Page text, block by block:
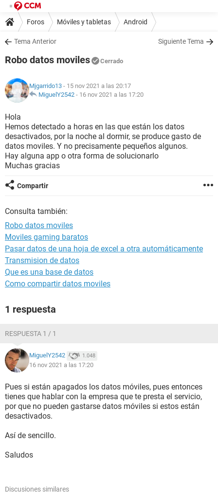
Foros Móviles y tabletas Android
Tema Anterior Siguiente Tema
Robo datos moviles Cerrado
Mjgarrido13 - 15 nov 2021 a las 20:17
MiguelY2542 - 16 nov 2021 a las 17:20
Hola
Hemos detectado a horas en las que están los datos
desactivados, por la noche al dormir, se produce gasto de
datos moviles. Y no precisamente pequeños algunos.
Hay alguna app o otra forma de solucionarlo
Muchas gracias
Compartir
Consulta también:
Robo datos moviles
Moviles gaming baratos
Pasar datos de una hoja de excel a otra automáticamente
Transmision de datos
Que es una base de datos
Como compartir datos moviles
1 respuesta
RESPUESTA 1 / 1
MiguelY2542 1.048
16 nov 2021 a las 17:20
Pues si están apagados los datos móviles, pues entonces
tienes que hablar con la empresa que te presta el servicio,
por que no pueden gastarse datos móviles si estos están
desactivados.
Así de sencillo.
Saludos
Discusiones similares